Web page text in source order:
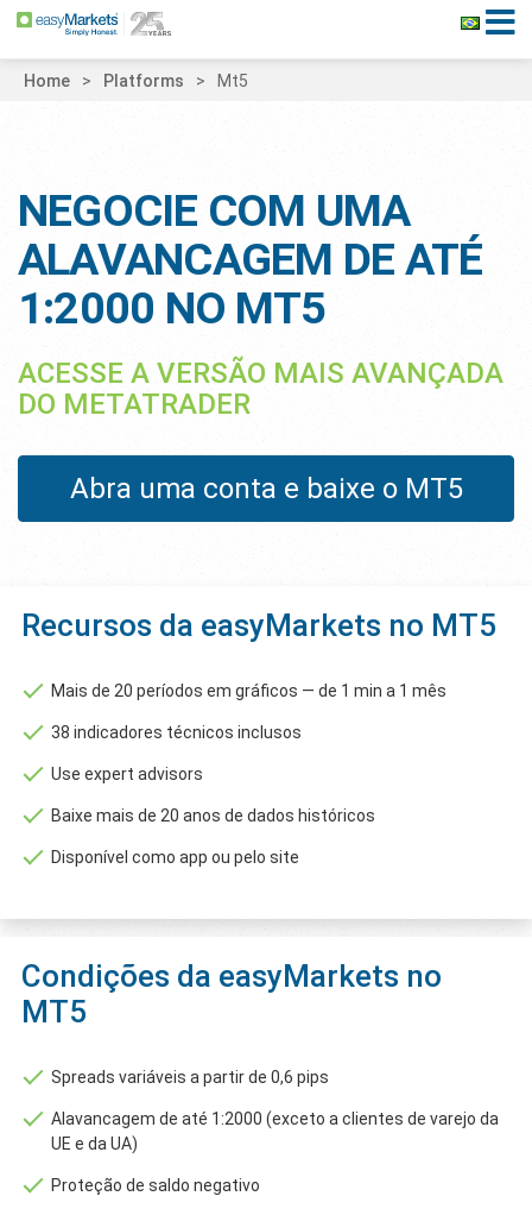
Home Platforms Mt5
NEGOCIE COM UMA
ALAVANCAGEM DE ATÉ
1:2000 NO MT5
ACESSE A VERSÃO MAIS AVANÇADA
DO METATRADER
Abra uma conta e baixe o MT5
Recursos da easyMarkets no MT5
Mais de 20 períodos em gráficos — de 1 min a 1 mês
38 indicadores técnicos inclusos
Use expert advisors
Baixe mais de 20 anos de dados históricos
Disponível como app ou pelo site
Condições da easyMarkets no
MT5
Spreads variáveis a partir de 0,6 pips
Alavancagem de até 1:2000 (exceto a clientes de varejo da
UE e da UA)
Proteção de saldo negativo